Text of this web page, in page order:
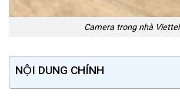
Camera trong nhà Viettel
NỘI DUNG CHÍNH